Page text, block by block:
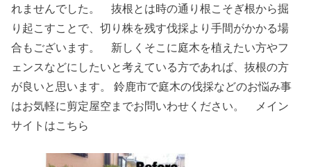
れませんでした。 抜根とは時の通り根こそぎ根から掘
り起こすことで、切り株を残す伐採より手間がかかる場
合もございます。 新しくそこに庭木を植えたい方やフ
ェンスなどにしたいと考えている方であれば、抜根の方
が良いと思います。 鈴鹿市で庭木の伐採などのお悩み事
はお気軽に剪定屋空までお問いわせください。 メイン
サイトはこちら